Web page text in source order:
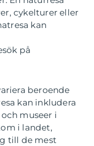
cykelturer eller
kan
på
beroende
kan inkludera
museer i
i landet,
till de mest